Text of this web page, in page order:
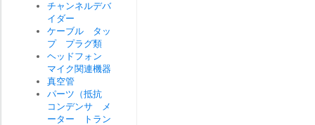
チャンネルデバ
イダー
ケーブル タッ
プ プラグ類
ヘッドフォン
マイク関連機器
真空管
パーツ（抵抗
コンデンサ メ
ーター トラン